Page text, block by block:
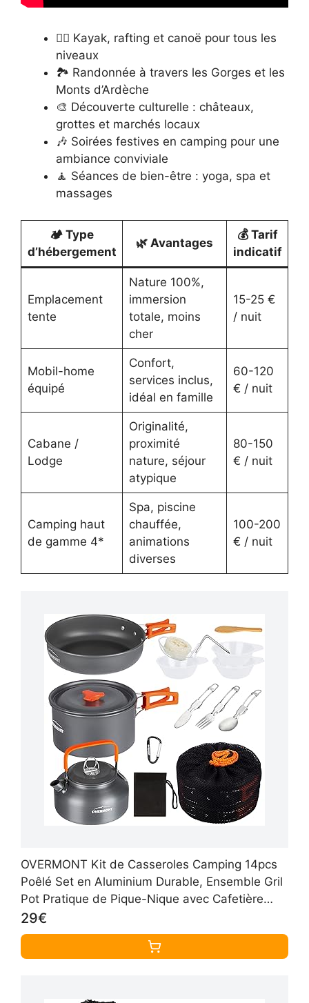
🚣‍♂️ Kayak, rafting et canoë pour tous les
niveaux
🏞️ Randonnée à travers les Gorges et les
Monts d’Ardèche
🎨 Découverte culturelle : châteaux,
grottes et marchés locaux
🎶 Soirées festives en camping pour une
ambiance conviviale
🧘 Séances de bien-être : yoga, spa et
massages
🏕️ Type
d’hébergement
🌿 Avantages
💰 Tarif
indicatif
Emplacement
tente
Nature 100%,
immersion
totale, moins
cher
15-25 €
/ nuit
Mobil-home
équipé
Confort,
services inclus,
idéal en famille
60-120
€ / nuit
Cabane /
Lodge
Originalité,
proximité
nature, séjour
atypique
80-150
€ / nuit
Camping haut
de gamme 4*
Spa, piscine
chauffée,
animations
diverses
100-200
€ / nuit
OVERMONT Kit de Casseroles Camping 14pcs
Poêlé Set en Aluminium Durable, Ensemble Gril
Pot Pratique de Pique-Nique avec Cafetière
Théière pour Randonnée
29€